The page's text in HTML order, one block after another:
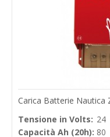
Carica Batterie Nautica
Tensione in Volts: 24
Capacità Ah (20h): 80